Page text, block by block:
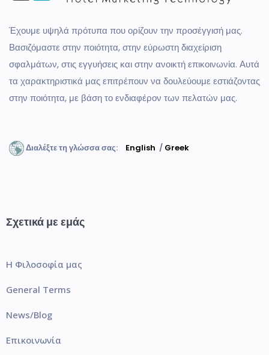
Έχουμε υψηλά πρότυπα που ορίζουν την προσέγγισή μας.
Βασιζόμαστε στην ποιότητα, στην εύρωστη διαχείριση
σφαλμάτων, στις εγγυήσεις και στην ανοικτή επικοινωνία. Αυτά
τα χαρακτηριστικά μας επιτρέπουν να δουλεύουμε εστιάζοντας
στην ποιότητα, με βάση το ενδιαφέρον των πελατών μας.
Διαλέξτε τη γλώσσα σας: English / Greek
Σχετικά με εμάς
Η Φιλοσοφία μας
General Terms
News/Blog
Επικοινωνία